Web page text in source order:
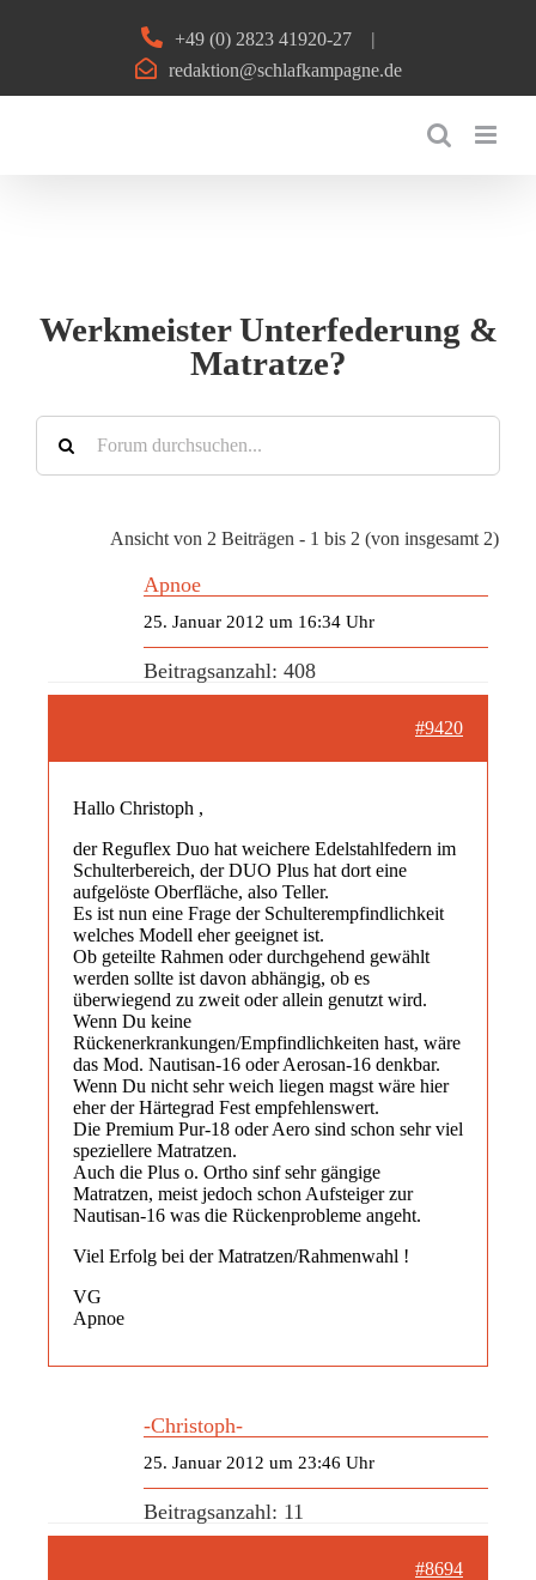
+49 (0) 2823 41920-27
|
redaktion@schlafkampagne.de
Werkmeister Unterfederung &
Matratze?
Ansicht von 2 Beiträgen - 1 bis 2 (von insgesamt 2)
Apnoe
25. Januar 2012 um 16:34 Uhr
Beitragsanzahl: 408
#9420
Hallo Christoph ,
der Reguflex Duo hat weichere Edelstahlfedern im
Schulterbereich, der DUO Plus hat dort eine
aufgelöste Oberfläche, also Teller.
Es ist nun eine Frage der Schulterempfindlichkeit
welches Modell eher geeignet ist.
Ob geteilte Rahmen oder durchgehend gewählt
werden sollte ist davon abhängig, ob es
überwiegend zu zweit oder allein genutzt wird.
Wenn Du keine
Rückenerkrankungen/Empfindlichkeiten hast, wäre
das Mod. Nautisan-16 oder Aerosan-16 denkbar.
Wenn Du nicht sehr weich liegen magst wäre hier
eher der Härtegrad Fest empfehlenswert.
Die Premium Pur-18 oder Aero sind schon sehr viel
speziellere Matratzen.
Auch die Plus o. Ortho sinf sehr gängige
Matratzen, meist jedoch schon Aufsteiger zur
Nautisan-16 was die Rückenprobleme angeht.
Viel Erfolg bei der Matratzen/Rahmenwahl !
VG
Apnoe
-Christoph-
25. Januar 2012 um 23:46 Uhr
Beitragsanzahl: 11
#8694